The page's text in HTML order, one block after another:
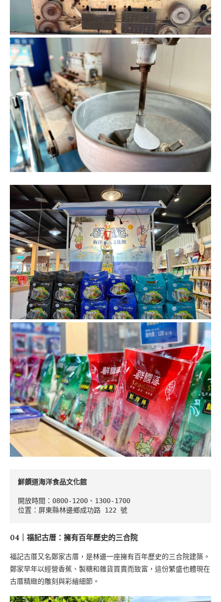
鮮饌道海洋食品文化館
開放時間：0800-1200、1300-1700
位置：屏東縣林邊鄉成功路 122 號
04｜福記古厝：擁有百年歷史的三合院
福記古厝又名鄭家古厝，是林邊一座擁有百年歷史的三合院建築。
鄭家早年以經營香蕉、製糖和雜貨買賣而致富，這份繁盛也體現在
古厝精緻的雕刻與彩繪細節。